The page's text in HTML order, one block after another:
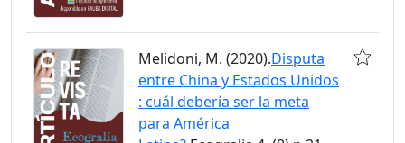
Melidoni, M. (2020).Disputa
entre China y Estados Unidos
: cuál debería ser la meta
para América